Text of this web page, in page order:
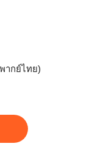
ากย์ไทย)